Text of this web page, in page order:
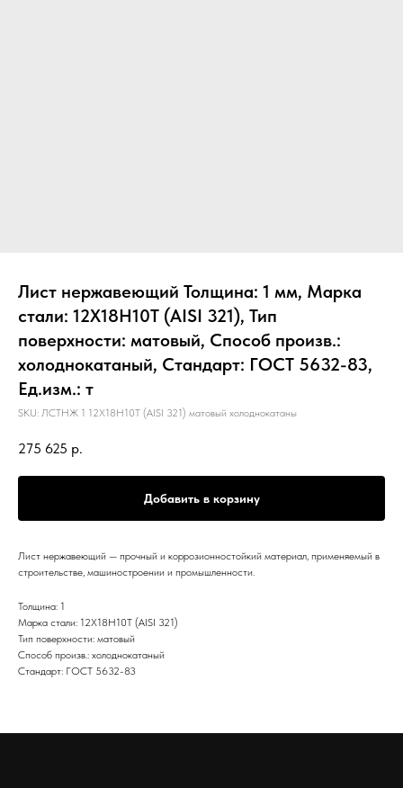
Лист нержавеющий Толщина: 1 мм, Марка
стали: 12Х18Н10Т (AISI 321), Тип
поверхности: матовый, Способ произв.:
холоднокатаный, Стандарт: ГОСТ 5632-83,
Ед.изм.: т
SKU: ЛСТНЖ 1 12Х18Н10Т (AISI 321) матовый холоднокатаны
275 625 р.
Добавить в корзину
Лист нержавеющий — прочный и коррозионностойкий материал, применяемый в
строительстве, машиностроении и промышленности.
Толщина: 1
Марка стали: 12Х18Н10Т (AISI 321)
Тип поверхности: матовый
Способ произв.: холоднокатаный
Стандарт: ГОСТ 5632-83